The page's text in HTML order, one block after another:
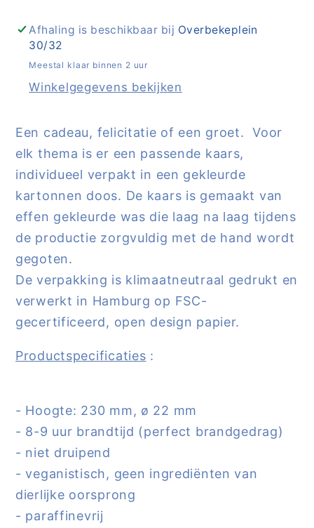
Santa
Claus
)
-
|
Not
the
girl
who
misses
much
Santa
)
-
|
Not
the
girl
who
misses
much
Afhaling is beschikbaar bij Overbekeplein
30/32
Meestal klaar binnen 2 uur
Winkelgegevens bekijken
Een cadeau, felicitatie of een groet. Voor
elk thema is er een passende kaars,
individueel verpakt in een gekleurde
kartonnen doos. De kaars is gemaakt van
effen gekleurde was die laag na laag tijdens
de productie zorgvuldig met de hand wordt
gegoten.
De verpakking is klimaatneutraal gedrukt en
verwerkt in Hamburg op FSC-
gecertificeerd, open design papier.
Productspecificaties :
- Hoogte: 230 mm, ø 22 mm
- 8-9 uur brandtijd (perfect brandgedrag)
- niet druipend
- veganistisch, geen ingrediënten van
dierlijke oorsprong
- paraffinevrij